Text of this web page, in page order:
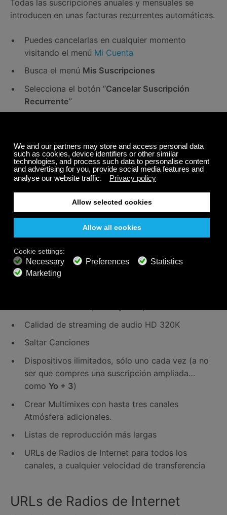
Todas las suscripciones anuales y mensuales se
introducen en unas facturas recurrentes automáticas.
Puedes cancelarlas en cualquier momento
visitando el menú Mi Cuenta
Busca el menú Mis Suscripciones
Selecciona el botón “Cancelar Suscripción
Recurrente”
También puedes enviarnos un email a
support@calmradio.com y cancelaremos tu
suscripción recurrente por ti.
Escuchar Calm Radio es gratis pero conlleva
anuncios de por medio. Una suscripción Premium
tiene muchos beneficios para ti.
No hay interrupciones comerciales, nada de
Calidad de streaming de audio HD 320K
Saltar Canciones
Dispositivos ilimitados, sólo uno cada vez (a no
ser que compres una suscripción ampliada…
como Yo + 3)
Crear Multimixes con hasta tres canales
Atmósfera adicionales.
Listas de reproducción más largas
URLs de Radios de Internet para todos los
canales, a cualquier velocidad de transferencia
URLs de Radios de Internet